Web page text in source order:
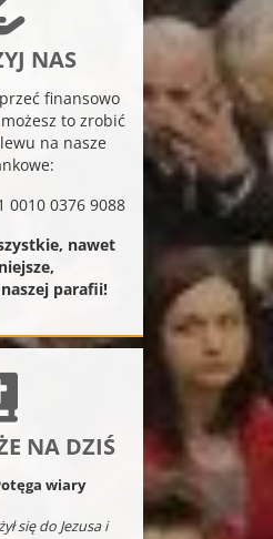
NAS
finansowo
to zrobić
na nasze
0010 0376 9088
nawet
parafii!
NA DZIŚ
wiary
się do Jezusa i